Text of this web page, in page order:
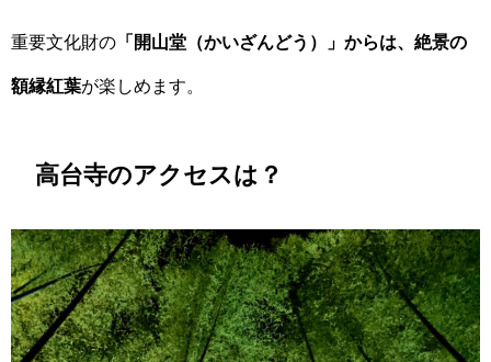
重要文化財の 「開山堂（かいざんどう）」からは、絶景の
額縁紅葉が楽しめます。
高台寺のアクセスは？